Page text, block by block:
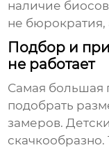
наличие
не бюрократия,
Подбор и
не работает
Самая большая
подобрать
замеров.